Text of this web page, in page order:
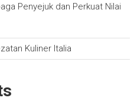
Penyejuk dan Perkuat Nilai
Kuliner Italia